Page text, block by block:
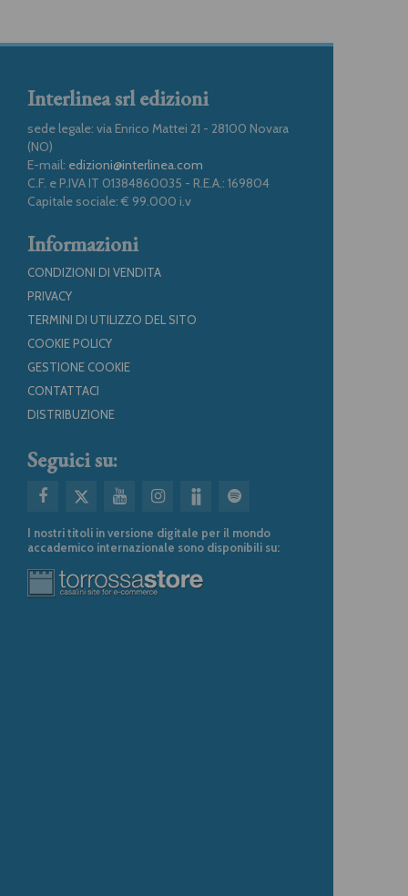
Interlinea srl edizioni
sede legale: via Enrico Mattei 21 - 28100 Novara
(NO)
E-mail: edizioni@interlinea.com
C.F. e P.IVA IT 01384860035 - R.E.A.: 169804
Capitale sociale: € 99.000 i.v
Informazioni
CONDIZIONI DI VENDITA
PRIVACY
TERMINI DI UTILIZZO DEL SITO
COOKIE POLICY
GESTIONE COOKIE
CONTATTACI
DISTRIBUZIONE
Seguici su:
I nostri titoli in versione digitale per il mondo
accademico internazionale sono disponibili su: